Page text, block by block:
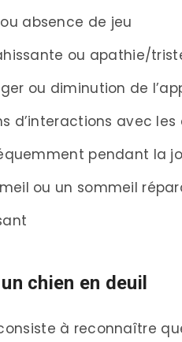
absence de jeu
ou apathie/
ou diminution de
d’interactions avec les
pendant la
ou un sommeil
chien en deuil
à reconnaître